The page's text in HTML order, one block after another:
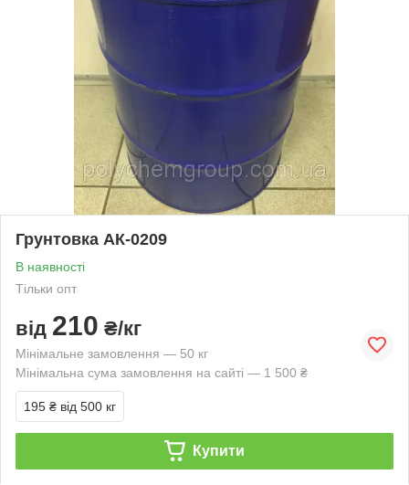
Грунтовка АК-0209
В наявності
Тільки опт
від 210 ₴/кг
Мінімальне замовлення — 50 кг
Мінімальна сума замовлення на сайті — 1 500 ₴
195 ₴ від 500 кг
Купити